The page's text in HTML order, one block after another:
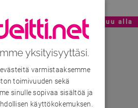
Mainoskatko - Sisältö jatkuu alla
yksityisyyttäsi.
varmistaaksemme
toimivuuden sekä
sinulle sopivaa sisältöä ja
käyttökokemuksen.